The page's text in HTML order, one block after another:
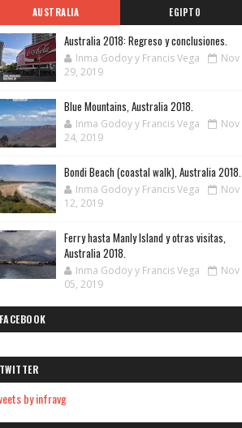
AUSTRALIA EGIPTO
Australia 2018: Regreso y conclusiones.
Inma Godoy y Francis Vega
Nov
29, 2019
Blue Mountains, Australia 2018.
Inma Godoy y Francis Vega
Nov
24, 2019
Bondi Beach (coastal walk), Australia 2018.
Inma Godoy y Francis Vega
Nov
12, 2019
Ferry hasta Manly Island y otras visitas,
Australia 2018.
Inma Godoy y Francis Vega
Nov
05, 2019
by infravg